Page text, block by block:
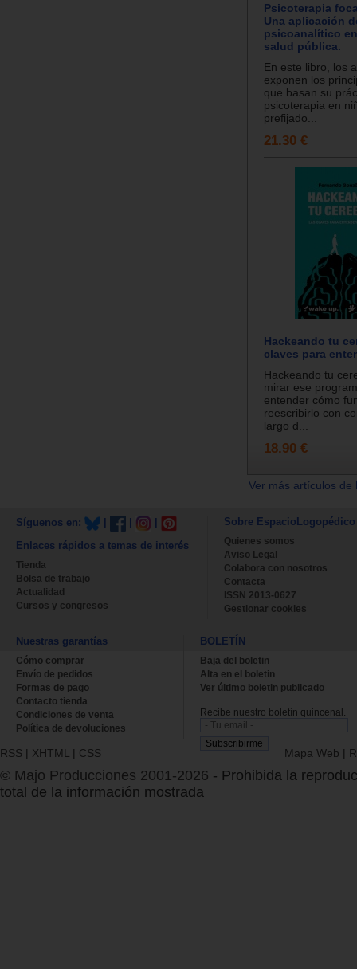
Psicoterapia
Una aplicación
psicoanalítico
salud pública.
En este libro, los
exponen los
que basan su
psicoterapia en
prefijado...
21.30 €
Hackeando tu
claves para
Hackeando tu
mirar ese
entender cómo
reescribirlo con
largo d...
18.90 €
Ver más artículos
Síguenos en:
Enlaces rápidos a temas de interés
Tienda
Bolsa de trabajo
Actualidad
Cursos y congresos
Sobre EspacioLogopédico
Quienes somos
Aviso Legal
Colabora con nosotros
Contacta
ISSN 2013-0627
Gestionar cookies
Nuestras garantías
Cómo comprar
Envío de pedidos
Formas de pago
Contacto tienda
Condiciones de venta
Política de devoluciones
BOLETÍN
Baja del boletin
Alta en el boletin
Ver último boletin publicado
Recibe nuestro boletín quincenal.
RSS | XHTML | CSS Mapa Web |
© Majo Producciones 2001-2026 - Prohibida la
total de la información mostrada